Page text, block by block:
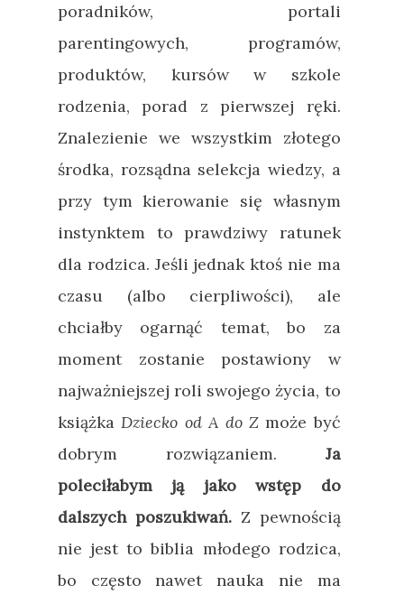
poradników, portali
parentingowych, programów,
produktów, kursów w szkole
rodzenia, porad z pierwszej ręki.
Znalezienie we wszystkim złotego
środka, rozsądna selekcja wiedzy, a
przy tym kierowanie się własnym
instynktem to prawdziwy ratunek
dla rodzica. Jeśli jednak ktoś nie ma
czasu (albo cierpliwości), ale
chciałby ogarnąć temat, bo za
moment zostanie postawiony w
najważniejszej roli swojego życia, to
książkaDziecko od A do Zmoże być
dobrym rozwiązaniem. Ja
poleciłabym ją jako wstęp do
dalszych poszukiwań. Z pewnością
nie jest to biblia młodego rodzica,
bo często nawet nauka nie ma